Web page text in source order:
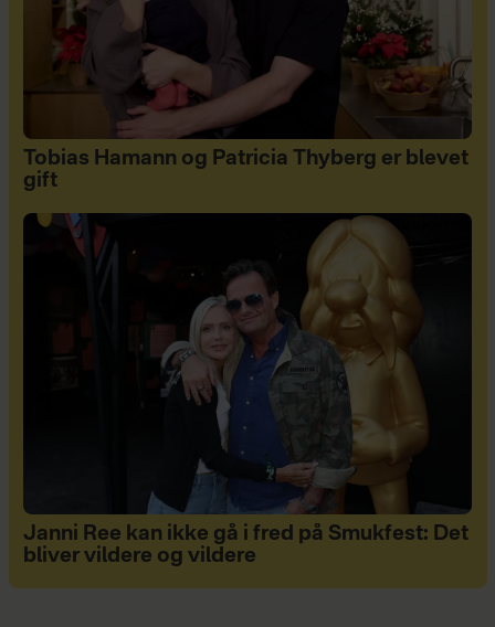
Tobias Hamann og Patricia Thyberg er blevet
gift
Janni Ree kan ikke gå i fred på Smukfest: Det
bliver vildere og vildere